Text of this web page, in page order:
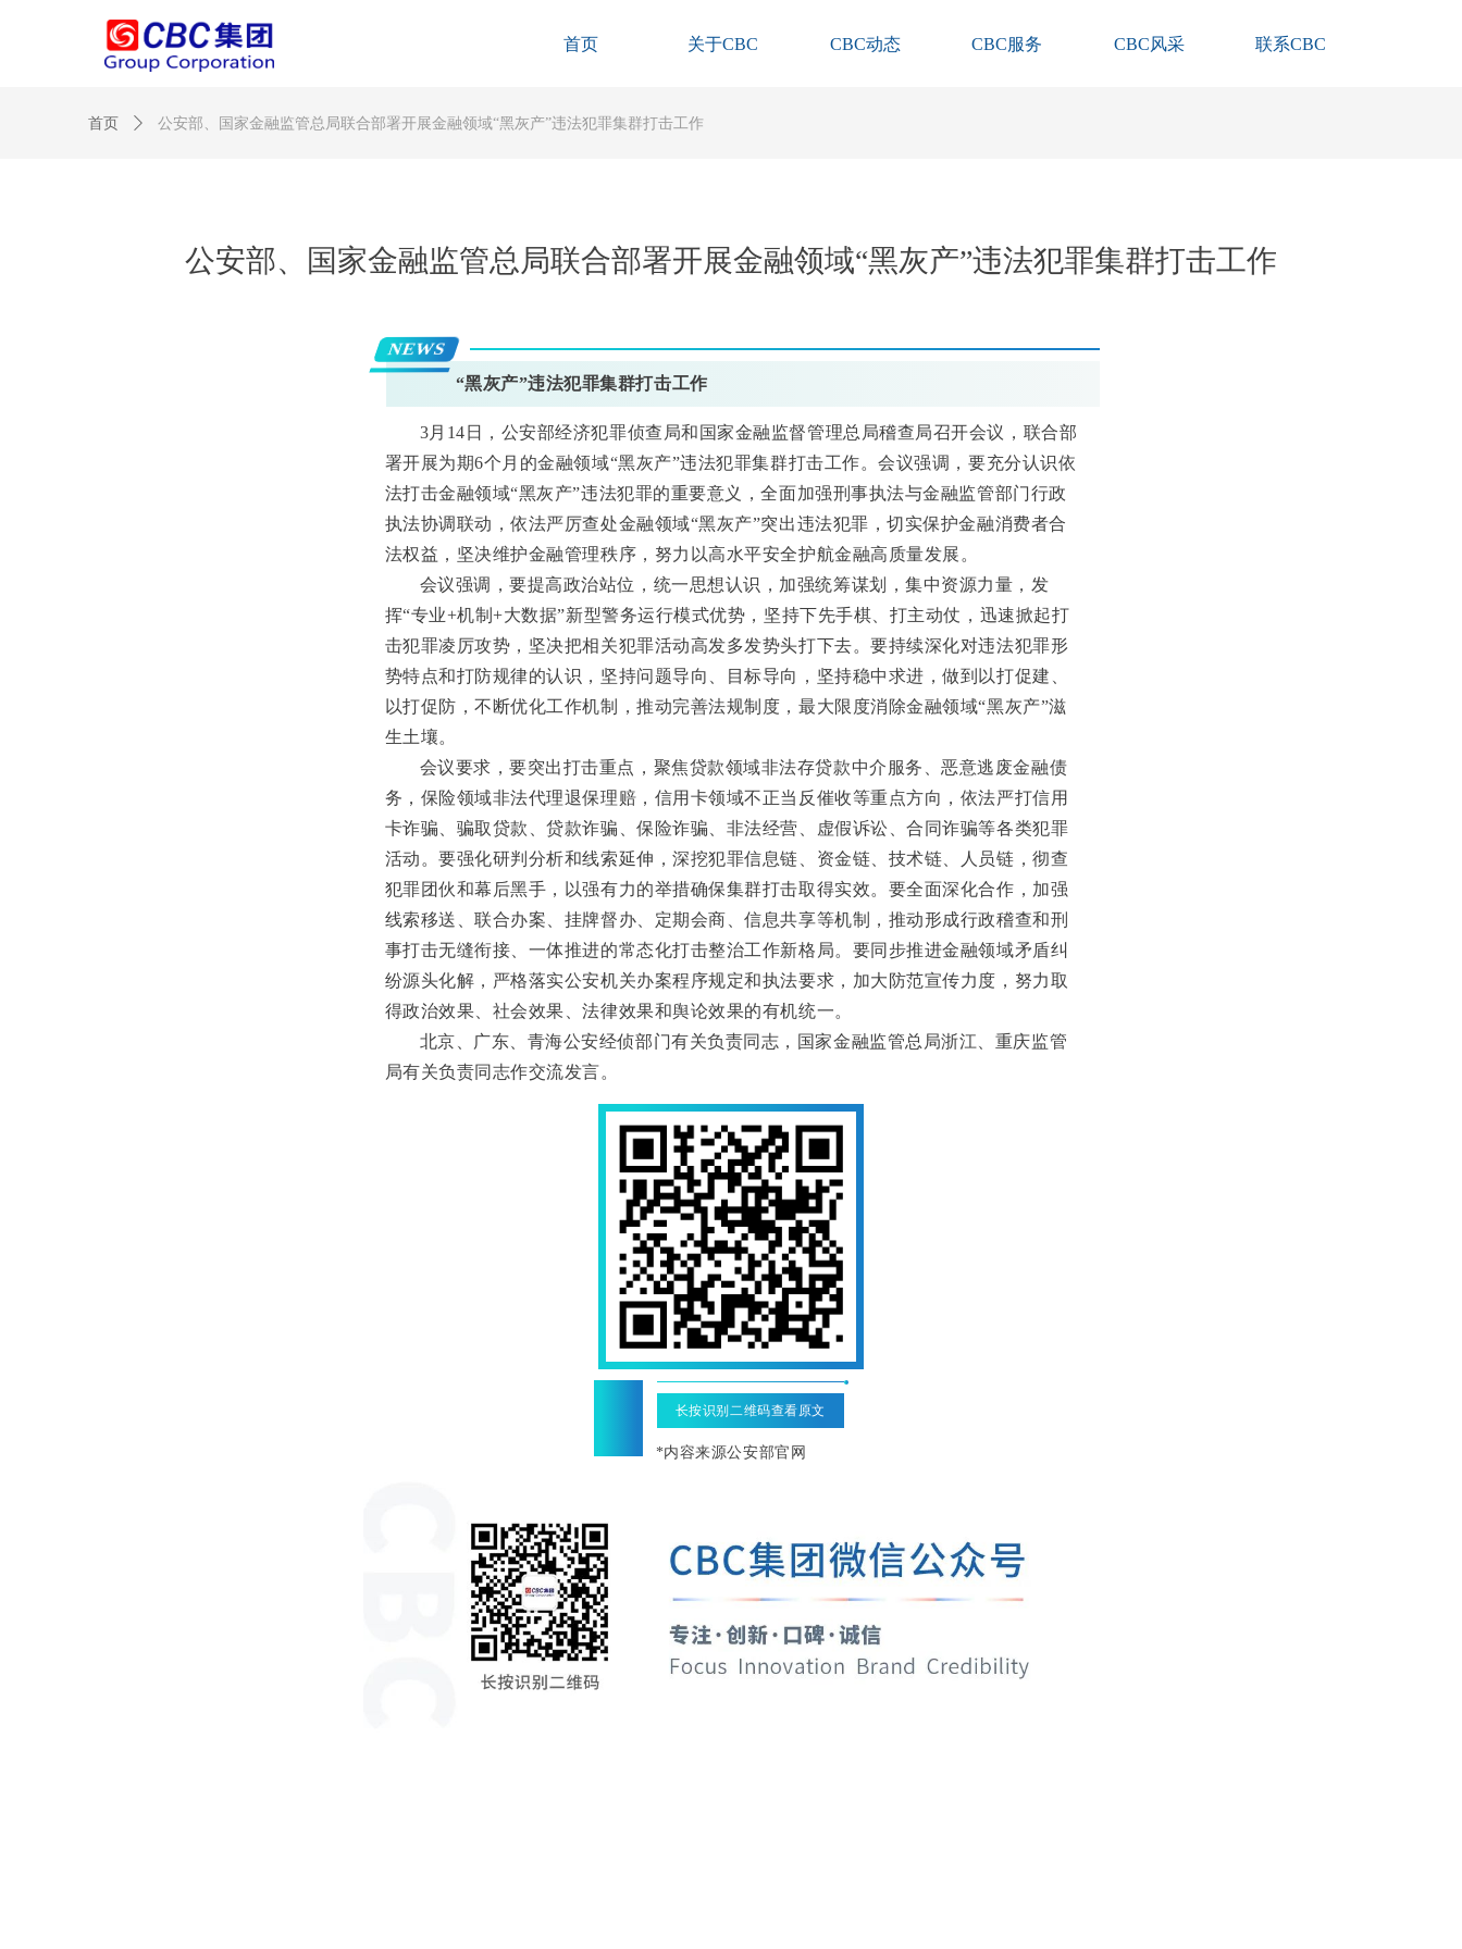
首页 关于CBC CBC动态 CBC服务 CBC风采 联系CBC
公安部、国家金融监管总局联合部署开展金融领域“黑灰产”违法犯罪集群打击工作
NEWS
“黑灰产”违法犯罪集群打击工作
3月14日，公安部经济犯罪侦查局和国家金融监督管理总局稽查局召开会议，联合部
署开展为期6个月的金融领域“黑灰产”违法犯罪集群打击工作。会议强调，要充分认识依
法打击金融领域“黑灰产”违法犯罪的重要意义，全面加强刑事执法与金融监管部门行政
执法协调联动，依法严厉查处金融领域“黑灰产”突出违法犯罪，切实保护金融消费者合
法权益，坚决维护金融管理秩序，努力以高水平安全护航金融高质量发展。
会议强调，要提高政治站位，统一思想认识，加强统筹谋划，集中资源力量，发
挥“专业+机制+大数据”新型警务运行模式优势，坚持下先手棋、打主动仗，迅速掀起打
击犯罪凌厉攻势，坚决把相关犯罪活动高发多发势头打下去。要持续深化对违法犯罪形
势特点和打防规律的认识，坚持问题导向、目标导向，坚持稳中求进，做到以打促建、
以打促防，不断优化工作机制，推动完善法规制度，最大限度消除金融领域“黑灰产”滋
生土壤。
会议要求，要突出打击重点，聚焦贷款领域非法存贷款中介服务、恶意逃废金融债
务，保险领域非法代理退保理赔，信用卡领域不正当反催收等重点方向，依法严打信用
卡诈骗、骗取贷款、贷款诈骗、保险诈骗、非法经营、虚假诉讼、合同诈骗等各类犯罪
活动。要强化研判分析和线索延伸，深挖犯罪信息链、资金链、技术链、人员链，彻查
犯罪团伙和幕后黑手，以强有力的举措确保集群打击取得实效。要全面深化合作，加强
线索移送、联合办案、挂牌督办、定期会商、信息共享等机制，推动形成行政稽查和刑
事打击无缝衔接、一体推进的常态化打击整治工作新格局。要同步推进金融领域矛盾纠
纷源头化解，严格落实公安机关办案程序规定和执法要求，加大防范宣传力度，努力取
得政治效果、社会效果、法律效果和舆论效果的有机统一。
北京、广东、青海公安经侦部门有关负责同志，国家金融监管总局浙江、重庆监管
局有关负责同志作交流发言。
“ 长按识别二维码查看原文
*内容来源公安部官网
首页 ꄲ 公安部、国家金融监管总局联合部署开展金融领域“黑灰产”违法犯罪集群打击工作